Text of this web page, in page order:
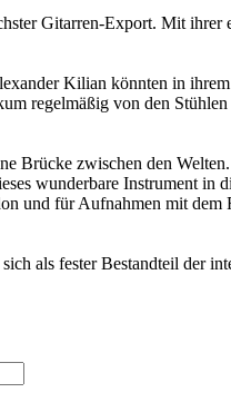
Gitarren-Export. Mit ihrer
Kilian könnten in
regelmäßig von den
Brücke zwischen den
wunderbare Instrument in
und für Aufnahmen mit
als fester Bestandteil der